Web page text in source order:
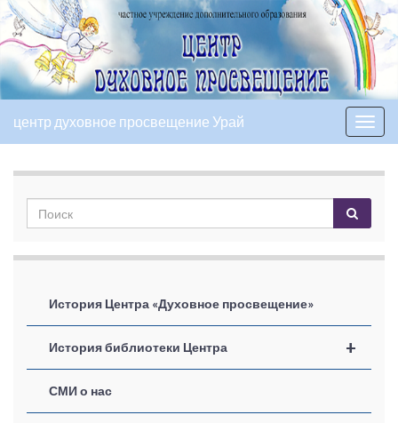
Вкл/
выкл
центр духовное просвещение Урай
История Центра «Духовное просвещение»
+
История библиотеки Центра
СМИ о нас